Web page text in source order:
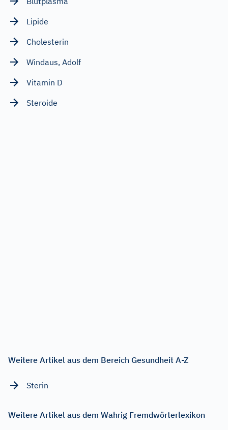
Lipide
Cholesterin
Windaus, Adolf
Vitamin D
Steroide
Weitere Artikel aus dem Bereich Gesundheit A-Z
Sterin
Weitere Artikel aus dem Wahrig Fremdwörterlexikon